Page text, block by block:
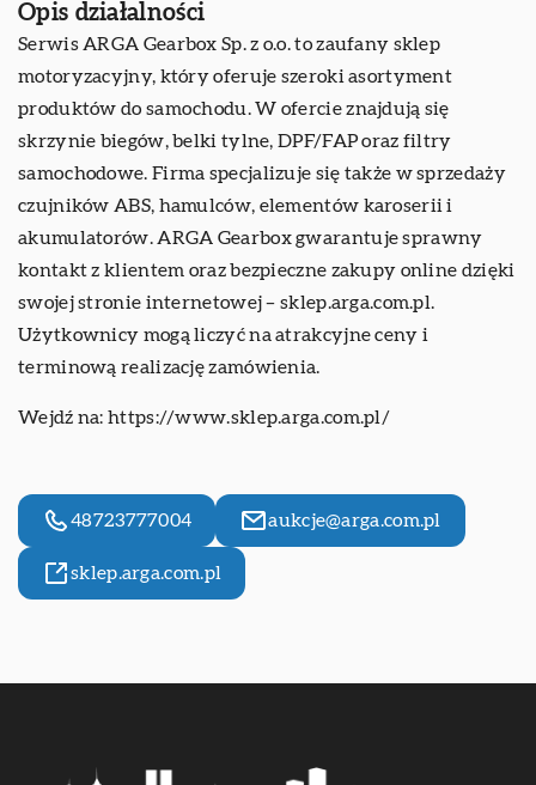
Opis działalności
Serwis ARGA Gearbox Sp. z o.o. to zaufany sklep
motoryzacyjny, który oferuje szeroki asortyment
produktów do samochodu. W ofercie znajdują się
skrzynie biegów, belki tylne, DPF/FAP oraz filtry
samochodowe. Firma specjalizuje się także w sprzedaży
czujników ABS, hamulców, elementów karoserii i
akumulatorów. ARGA Gearbox gwarantuje sprawny
kontakt z klientem oraz bezpieczne zakupy online dzięki
swojej stronie internetowej – sklep.arga.com.pl.
Użytkownicy mogą liczyć na atrakcyjne ceny i
terminową realizację zamówienia.
Wejdź na: https://www.sklep.arga.com.pl/
48723777004 aukcje@arga.com.pl
sklep.arga.com.pl